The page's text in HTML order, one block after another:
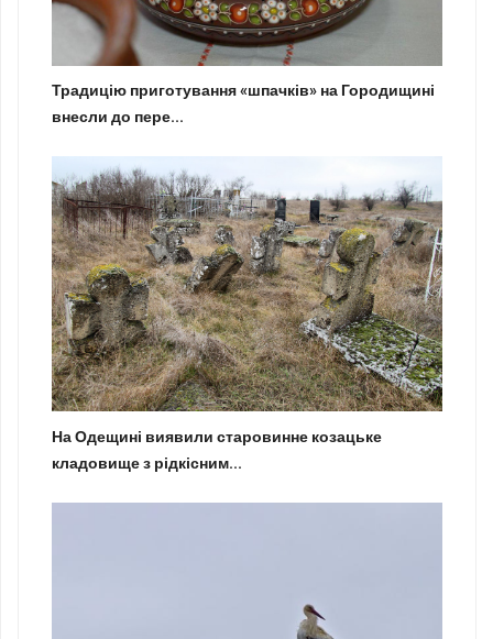
Традицію приготування «шпачків» на Городищині
внесли до пере...
На Одещині виявили старовинне козацьке
кладовище з рідкісним...